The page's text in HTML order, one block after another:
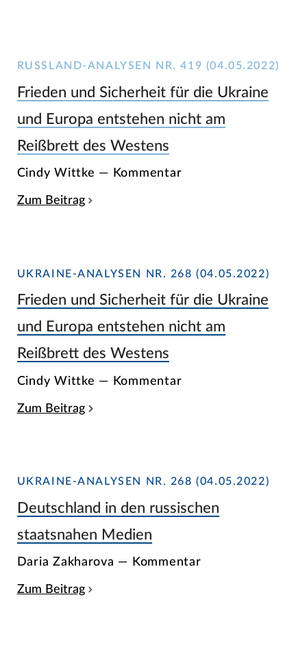
RUSSLAND-ANALYSEN NR. 419 (04.05.2022)
Frieden und Sicherheit für die Ukraine
und Europa entstehen nicht am
Reißbrett des Westens
Cindy Wittke — Kommentar
Zum Beitrag
UKRAINE-ANALYSEN NR. 268 (04.05.2022)
Frieden und Sicherheit für die Ukraine
und Europa entstehen nicht am
Reißbrett des Westens
Cindy Wittke — Kommentar
Zum Beitrag
UKRAINE-ANALYSEN NR. 268 (04.05.2022)
Deutschland in den russischen
staatsnahen Medien
Daria Zakharova — Kommentar
Zum Beitrag